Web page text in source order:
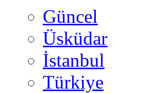
Güncel
Üsküdar
İstanbul
Türkiye